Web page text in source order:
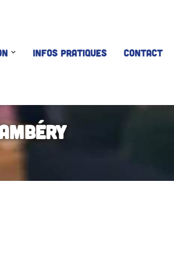
INFOS PRATIQUES CONTACT